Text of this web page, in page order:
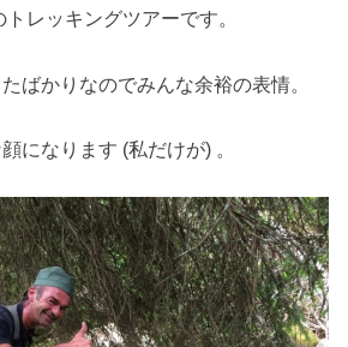
レッキングツアーです。
ばかりなのでみんな余裕の表情。
になります (私だけが) 。